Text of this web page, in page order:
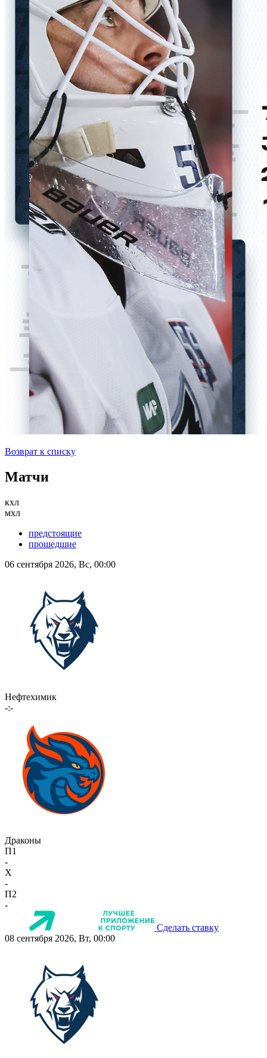
Возврат к списку
Матчи
кхл
мхл
предстоящие
прошедшие
06 сентября 2026, Вс, 00:00
Нефтехимик
-:-
Драконы
П1
-
X
-
П2
-
Сделать ставку
08 сентября 2026, Вт, 00:00